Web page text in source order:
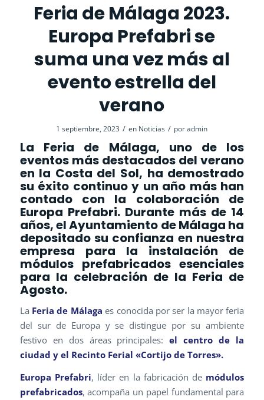
Feria de Málaga 2023.
Europa Prefabri se
suma una vez más al
evento estrella del
verano
1 septiembre, 2023 / en Noticias / poradmin
La Feria de Málaga, uno de los
eventos más destacados del verano
en la Costa del Sol, ha demostrado
su éxito continuo y un año más han
contado con la colaboración de
Europa Prefabri. Durante más de 14
años, el Ayuntamiento de Málaga ha
depositado su confianza en nuestra
empresa para la instalación de
módulos prefabricados esenciales
para la celebración de la Feria de
Agosto.
La Feria de Málaga es conocida por ser la mayor feria
del sur de Europa y se distingue por su ambiente
festivo en dos áreas principales:el centro de la
ciudad y el Recinto Ferial «Cortijo de Torres».
Europa Prefabri, líder en la fabricación de módulos
prefabricados, acompaña un papel fundamental para